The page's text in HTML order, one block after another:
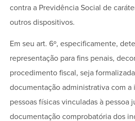
contra a Previdência Social de
outros dispositivos.
Em seu art. 6º, especificamente,
representação para fins penais,
procedimento fiscal, seja
documentação administrativa com a
pessoas físicas vinculadas à pessoa
documentação comprobatória dos